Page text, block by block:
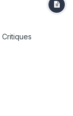
Critiques